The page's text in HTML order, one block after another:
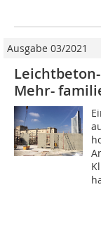
Ausgabe 03/2021
Mehr-